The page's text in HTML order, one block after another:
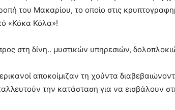
του Μακαρίου, το οποίο στις
«Κόκα Κόλα»!
στη δίνη.. μυστικών υπηρεσιών,
αποκοίμιζαν τη χούντα
την κατάσταση για να εισβάλουν